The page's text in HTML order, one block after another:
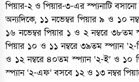
পিয়ার-২ ও পিয়ার-৩-এর স্প্যনাটি বসানো
অন্যদিকে, ১১ নভেম্বর পিয়ার ৯ ও ১০
১৬ নভেম্বর পিয়ার ১ ও ২ নম্বরে ৩৮তম
পিয়ার ১০ ও ১১ নম্বরে ৩৯তম স্প্যান ‘২-
ও ১২ নম্বরে ৪০তম স্প্যান ‘২-ই’ ও ১০
স্প্যান ‘২-এফ’ বসবে ১২ ও ১৩ নম্বর